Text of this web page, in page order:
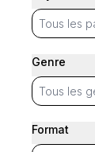
Genre
Format